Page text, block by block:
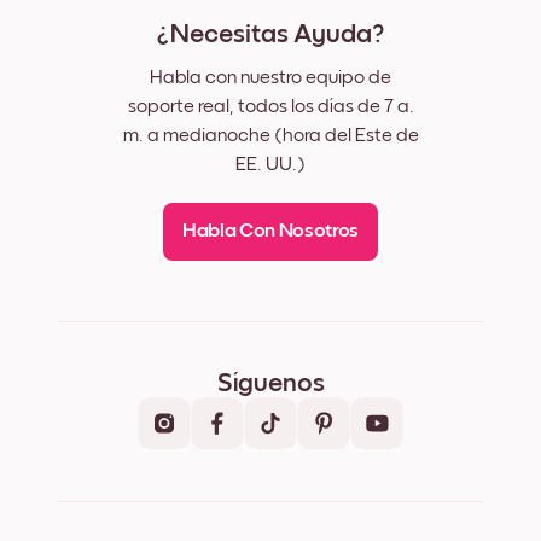
¿Necesitas Ayuda?
Habla con nuestro equipo de
soporte real, todos los días de 7 a.
m. a medianoche (hora del Este de
EE. UU.)
Habla Con Nosotros
Síguenos